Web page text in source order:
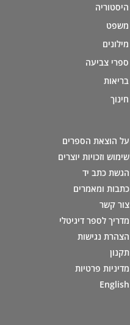
היסטוריה
משפט
מילונים
ספרי צביעה
בריאות
חינוך
על הוצאת הספרים
שימוש וזכויות יוצרים
הגשת כתב יד
כתבות ומאמרים
צור קשר
מדריך לספר דיגיטלי
הצהרת נגישות
תקנון
מדיניות פרטיות
English